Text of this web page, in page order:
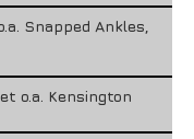
Snapped Ankles,
o.a. Kensington